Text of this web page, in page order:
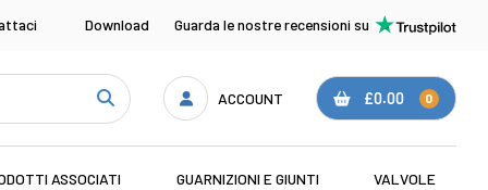
Download Guarda le nostre recensioni su
ACCOUNT £0.00 0
ASSOCIATI GUARNIZIONI E GIUNTI VALVOLE